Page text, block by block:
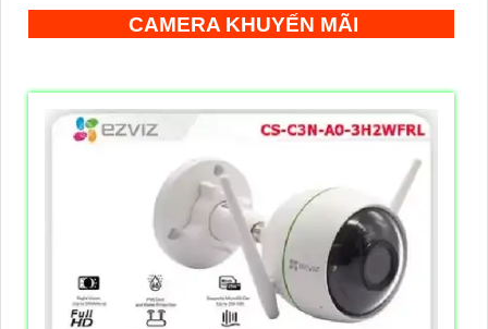
CAMERA KHUYẾN MÃI